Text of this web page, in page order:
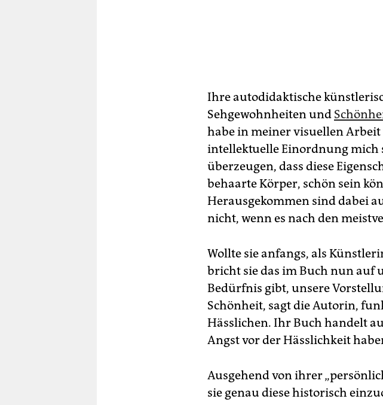
Ihre autodidaktische
Sehgewohnheiten und
habe in meiner visuellen
intellektuelle Einordnung mich
überzeugen, dass diese
behaarte Körper, schön sein
Herausgekommen sind dabei
nicht, wenn es nach den
Wollte sie anfangs, als
bricht sie das im Buch nun auf
Bedürfnis gibt, unsere
Schönheit, sagt die Autorin,
Hässlichen. Ihr Buch handelt
Angst vor der Hässlichkeit
Ausgehend von ihrer
sie genau diese historisch